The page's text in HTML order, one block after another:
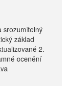
srozumitelný
základ
2.
ocenění